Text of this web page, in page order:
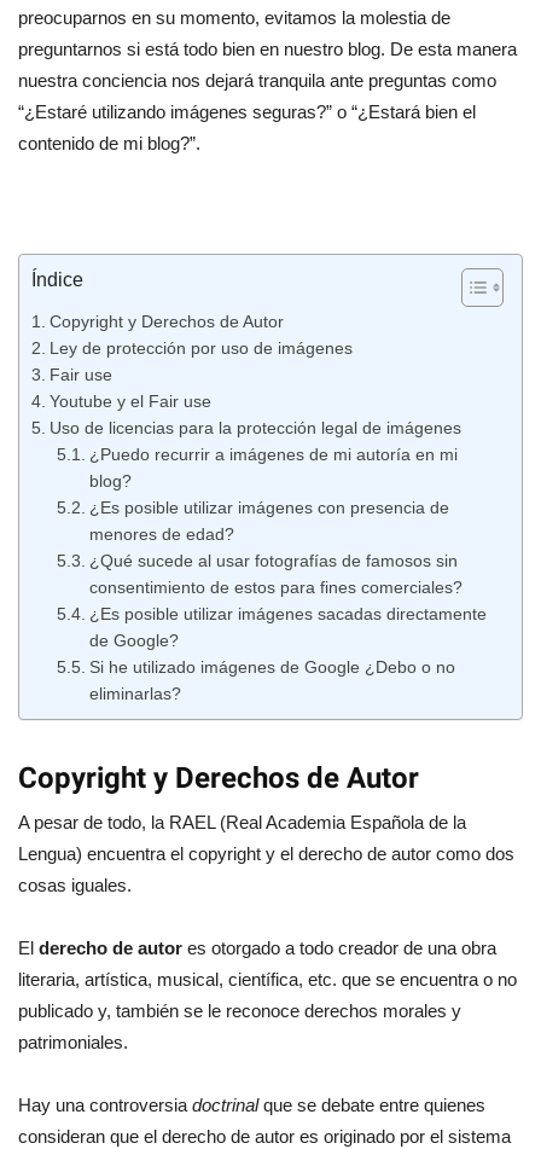
preocuparnos en su momento, evitamos la molestia de
preguntarnos si está todo bien en nuestro blog. De esta manera
nuestra conciencia nos dejará tranquila ante preguntas como
“¿Estaré utilizando imágenes seguras?” o “¿Estará bien el
contenido de mi blog?”.
Índice
Copyright y Derechos de Autor
Ley de protección por uso de imágenes
Fair use
Youtube y el Fair use
Uso de licencias para la protección legal de imágenes
¿Puedo recurrir a imágenes de mi autoría en mi
blog?
¿Es posible utilizar imágenes con presencia de
menores de edad?
¿Qué sucede al usar fotografías de famosos sin
consentimiento de estos para fines comerciales?
¿Es posible utilizar imágenes sacadas directamente
de Google?
Si he utilizado imágenes de Google ¿Debo o no
eliminarlas?
Copyright y Derechos de Autor
A pesar de todo, la RAEL (Real Academia Española de la
Lengua) encuentra el copyright y el derecho de autor como dos
cosas iguales.
El derecho de autor es otorgado a todo creador de una obra
literaria, artística, musical, científica, etc. que se encuentra o no
publicado y, también se le reconoce derechos morales y
patrimoniales.
Hay una controversiadoctrinalque se debate entre quienes
consideran que el derecho de autor es originado por el sistema